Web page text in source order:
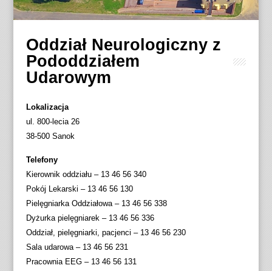
Oddział Neurologiczny z
Pododdziałem
Udarowym
Lokalizacja
ul. 800-lecia 26
38-500 Sanok
Telefony
Kierownik oddziału – 13 46 56 340
Pokój Lekarski – 13 46 56 130
Pielęgniarka Oddziałowa – 13 46 56 338
Dyżurka pielęgniarek – 13 46 56 336
Oddział, pielęgniarki, pacjenci – 13 46 56 230
Sala udarowa – 13 46 56 231
Pracownia EEG – 13 46 56 131